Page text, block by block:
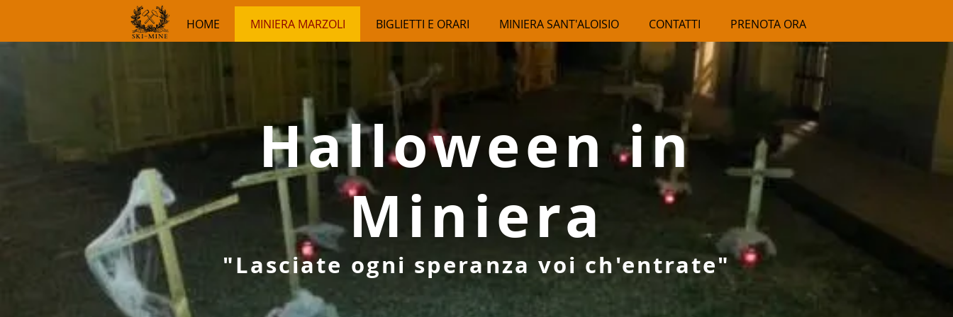
HOME MINIERA MARZOLI BIGLIETTI E ORARI MINIERA SANT'ALOISIO CONTATTI PRENOTA ORA
Halloween in
Miniera
"Lasciate ogni speranza voi ch'entrate"